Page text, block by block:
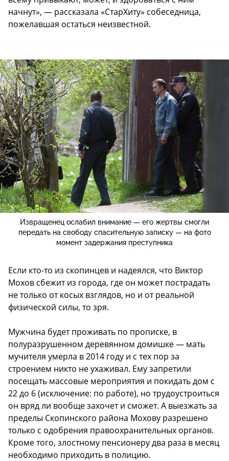
начнут», — рассказала «СтарХиту» собеседница,
пожелавшая остаться неизвестной.
Извращенец ослабил внимание — его жертвы смогли
передать на свободу спасительную записку — на фото
момент задержания преступника
Если кто-то из скопинцев и надеялся, что Виктор
Мохов сбежит из города, где он может пострадать
не только от косых взглядов, но и от реальной
физической силы, то зря.
Мужчина будет проживать по прописке, в
полуразрушенном деревянном домишке — мать
мучителя умерла в 2014 году и с тех пор за
строением никто не ухаживал. Ему запретили
посещать массовые мероприятия и покидать дом с
22 до 6 (исключение: по работе), но трудоустроиться
он вряд ли вообще захочет и сможет. А выезжать за
пределы Скопинского района Мохову разрешено
только с одобрения правоохранительных органов.
Кроме того, злостному пенсионеру два раза в месяц
необходимо приходить в полицию.